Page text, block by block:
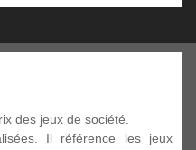
des jeux de société.
Il référence les jeux